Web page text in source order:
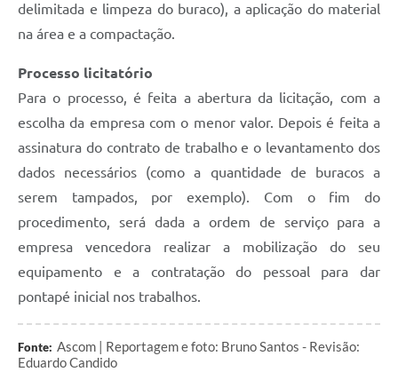
delimitada e limpeza do buraco), a aplicação do material
na área e a compactação.
Processo licitatório
Para o processo, é feita a abertura da licitação, com a
escolha da empresa com o menor valor. Depois é feita a
assinatura do contrato de trabalho e o levantamento dos
dados necessários (como a quantidade de buracos a
serem tampados, por exemplo). Com o fim do
procedimento, será dada a ordem de serviço para a
empresa vencedora realizar a mobilização do seu
equipamento e a contratação do pessoal para dar
pontapé inicial nos trabalhos.
Fonte: Ascom | Reportagem e foto: Bruno Santos - Revisão:
Eduardo Candido